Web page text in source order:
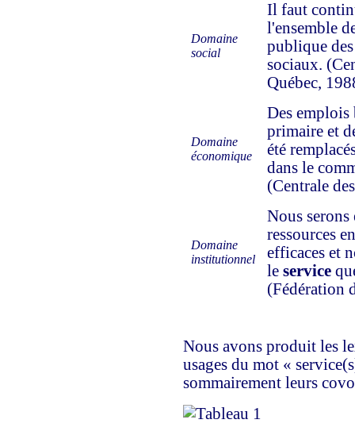
Domaine
social
Il faut
l'ensemble
publique
sociaux.
Québec,
Domaine
économique
Des emplois
primaire et
été
dans le
(Centrale
Domaine
institutionnel
Nous serons
ressources
efficaces et
le service
(Fédération
Nous avons produit les
usages du mot «
sommairement leurs